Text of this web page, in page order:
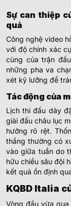
Sự can thiệp
quả
Công nghệ video
với độ chính xác
cùng của trận
những pha va
xét kỹ lưỡng để
Tác động của
Lịch thi đấu dày
giải đấu châu lục
hưởng rõ rệt.
thắng thường có
vào giữa tuần do
hữu chiều sâu đội
kết quả ổn định
KQBD Italia
Vòng đấu vừa